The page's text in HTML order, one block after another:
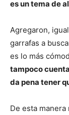
es un tema de
Agregaron,
garrafas a
es lo más
tampoco
da pena tener
De esta